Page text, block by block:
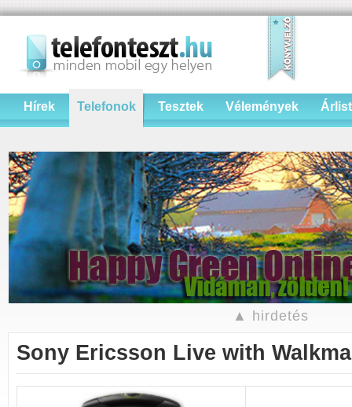
Hírek Telefonok Tesztek Vélemények
▲ hirdetés
Sony Ericsson Live with